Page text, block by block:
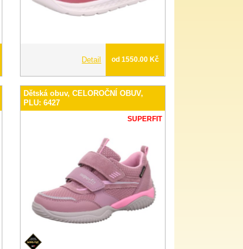
Detail od 1550.00 Kč
Dětská obuv, CELOROČNÍ OBUV,
PLU: 6427
SUPERFIT